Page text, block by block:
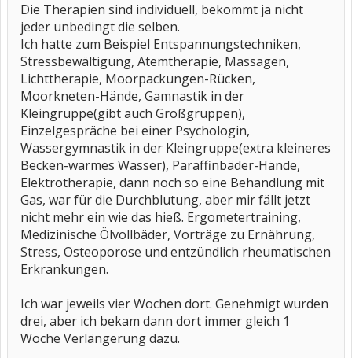
Die Therapien sind individuell, bekommt ja nicht
jeder unbedingt die selben.
Ich hatte zum Beispiel Entspannungstechniken,
Stressbewältigung, Atemtherapie, Massagen,
Lichttherapie, Moorpackungen-Rücken,
Moorkneten-Hände, Gamnastik in der
Kleingruppe(gibt auch Großgruppen),
Einzelgespräche bei einer Psychologin,
Wassergymnastik in der Kleingruppe(extra kleineres
Becken-warmes Wasser), Paraffinbäder-Hände,
Elektrotherapie, dann noch so eine Behandlung mit
Gas, war für die Durchblutung, aber mir fällt jetzt
nicht mehr ein wie das hieß. Ergometertraining,
Medizinische Ölvollbäder, Vorträge zu Ernährung,
Stress, Osteoporose und entzündlich rheumatischen
Erkrankungen.
Ich war jeweils vier Wochen dort. Genehmigt wurden
drei, aber ich bekam dann dort immer gleich 1
Woche Verlängerung dazu.